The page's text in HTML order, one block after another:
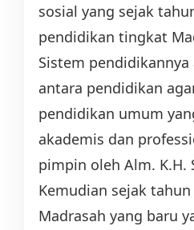
sosial yang sejak
pendidikan tingkat
Sistem
antara pendidikan
pendidikan umum
akademis dan
pimpin oleh Alm. K.H.
Kemudian sejak tahun
Madrasah yang baru